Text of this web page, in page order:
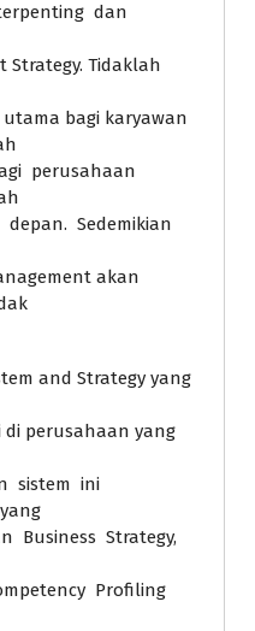
dan
Strategy. Tidaklah
bagi karyawan
perusahaan
Sedemikian
akan
and Strategy yang
perusahaan yang
sistem ini
Business Strategy,
Profiling